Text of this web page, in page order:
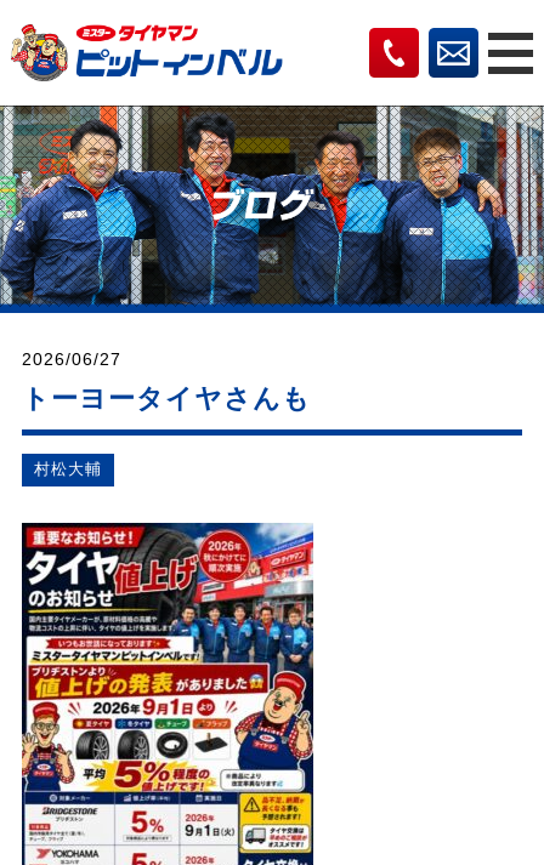
2026/06/27
トーヨータイヤさんも
村松⼤輔